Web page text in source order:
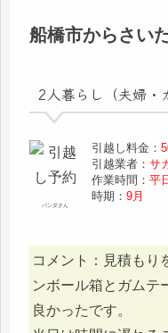
船橋市からさい
2人暮らし（夫婦・
パンダさん
引越し料金：
引越業者：サ
作業時間：平
時期：9月
コメント：見積もり
ンボール箱とガムテ
良かったです。